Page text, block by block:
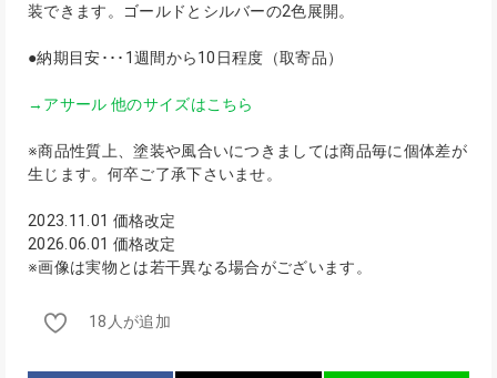
装できます。ゴールドとシルバーの2色展開。
●納期目安･･･1週間から10日程度（取寄品）
→アサール 他のサイズはこちら
※商品性質上、塗装や風合いにつきましては商品毎に個体差が
生じます。何卒ご了承下さいませ。
2023.11.01 価格改定
2026.06.01 価格改定
※画像は実物とは若干異なる場合がございます。
18人が追加